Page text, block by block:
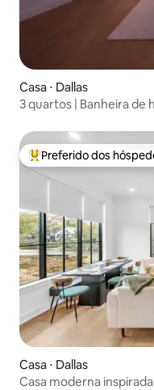
Casa ⋅ Dallas
3 quartos | Banheira de
Entre os melhores
Preferido dos
Casa ⋅ Dallas
Casa moderna